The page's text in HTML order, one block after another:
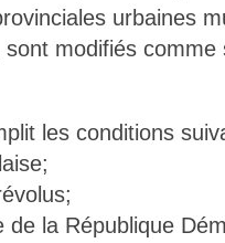
urbaines
modifiés comme
les conditions
la République